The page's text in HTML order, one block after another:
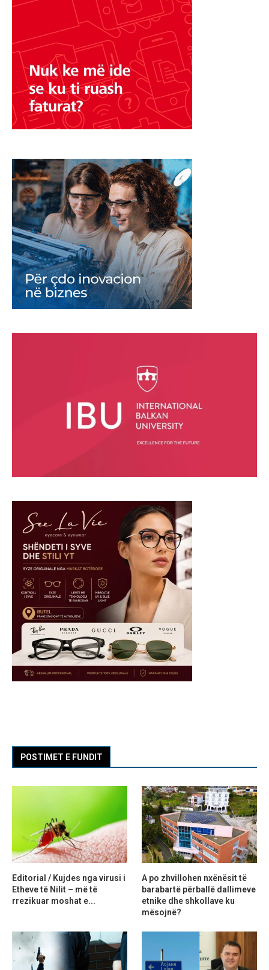
POSTIMET E FUNDIT
Editorial / Kujdes nga virusi i
Etheve të Nilit – më të
rrezikuar moshat e...
A po zhvillohen nxënësit të
barabartë përballë dallimeve
etnike dhe shkollave ku
mësojnë?